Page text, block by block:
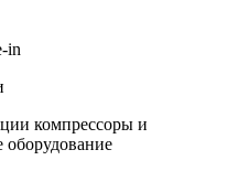
in
компрессоры и
оборудование